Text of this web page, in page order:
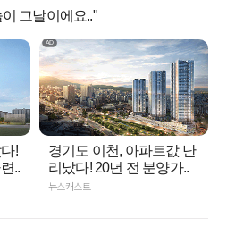
그날이에요.."
!
..
경기도 이천, 아파트값 난
리났다! 20년 전 분양가..
뉴스캐스트